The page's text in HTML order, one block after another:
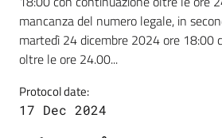
mancanza del numero legale, in
martedì 24 dicembre 2024 ore 18:00
oltre le ore 24.00...
Protocol date:
17 Dec 2024